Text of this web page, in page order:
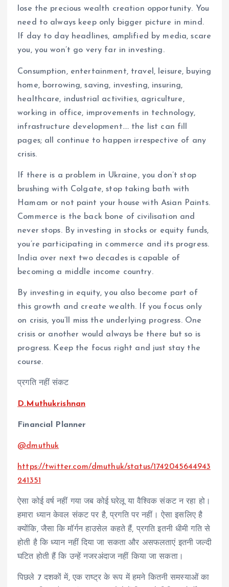
lose the precious wealth creation opportunity. You
need to always keep only bigger picture in mind.
If day to day headlines, amplified by media, scare
you, you won’t go very far in investing.
Consumption, entertainment, travel, leisure, buying
home, borrowing, saving, investing, insuring,
healthcare, industrial activities, agriculture,
working in office, improvements in technology,
infrastructure development…. the list can fill
pages; all continue to happen irrespective of any
crisis.
If there is a problem in Ukraine, you don’t stop
brushing with Colgate, stop taking bath with
Hamam or not paint your house with Asian Paints.
Commerce is the back bone of civilisation and
never stops. By investing in stocks or equity funds,
you’re participating in commerce and its progress.
India over next two decades is capable of
becoming a middle income country.
By investing in equity, you also become part of
this growth and create wealth. If you focus only
on crisis, you’ll miss the underlying progress. One
crisis or another would always be there but so is
progress. Keep the focus right and just stay the
course.
प्रगति नहीं संकट
D.Muthukrishnan
Financial Planner
@dmuthuk
https://twitter.com/dmuthuk/status/1742045644943
241351
ऐसा कोई वर्ष नहीं गया जब कोई घरेलू या वैश्विक संकट न रहा हो।
हमारा ध्यान केवल संकट पर है, प्रगति पर नहीं। ऐसा इसलिए है
क्योंकि, जैसा कि मॉर्गन हाउसेल कहते हैं, प्रगति इतनी धीमी गति से
होती है कि ध्यान नहीं दिया जा सकता और असफलताएं इतनी जल्दी
घटित होती हैं कि उन्हें नजरअंदाज नहीं किया जा सकता।
पिछले 7 दशकों में, एक राष्ट्र के रूप में हमने कितनी समस्याओं का